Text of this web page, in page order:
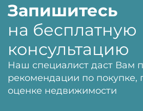
Запишитесь
на бесплатную
консультацию
Наш специалист даст Вам
рекомендации по покупке,
оценке недвижимости